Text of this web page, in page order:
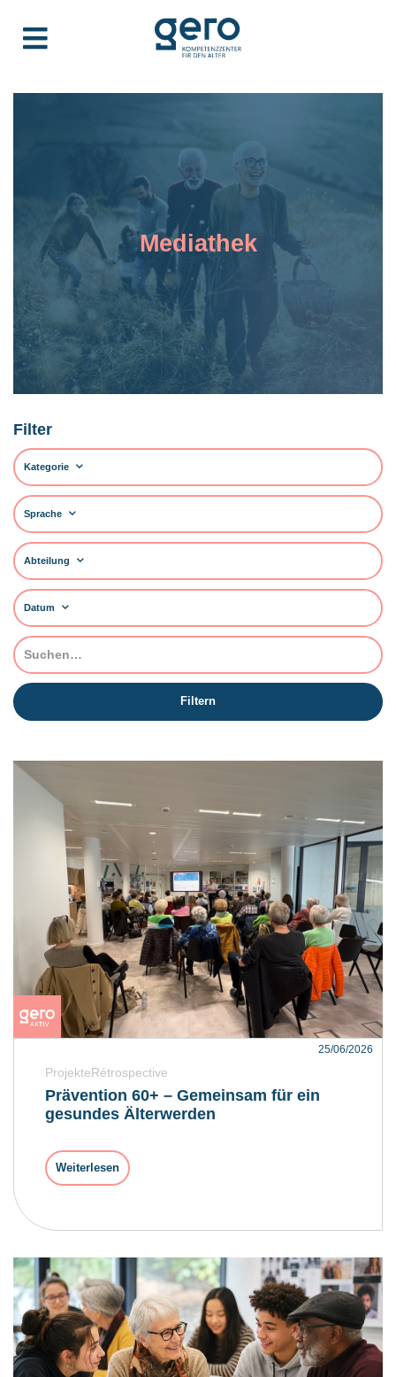
Mediathek
Filter
Kategorie
Sprache
Abteilung
Datum
25/06/2026
ProjekteRétrospective
Prävention 60+ – Gemeinsam für ein
gesundes Älterwerden
Weiterlesen